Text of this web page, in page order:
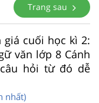
Trang sau
cuối học kì 2:
văn lớp 8 Cánh
hỏi từ đó dễ
nhất)